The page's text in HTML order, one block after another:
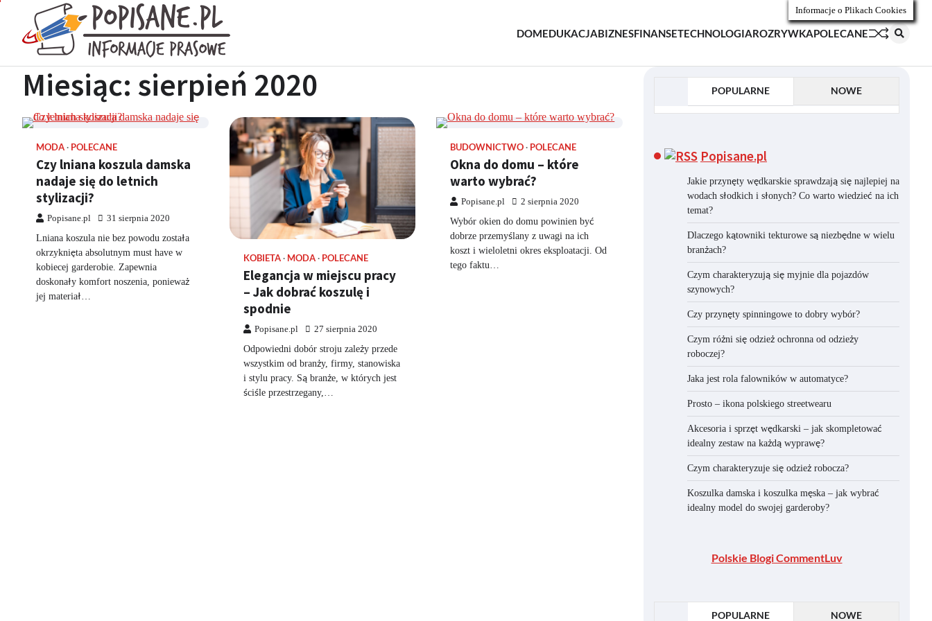
content
DOMEDUKACJABIZNESFINANSETECHNOLOGIAROZRYWKAPOLECANE
Miesiąc: sierpień 2020
MODA POLECANE
Czy lniana koszula damska
nadaje się do letnich
stylizacji?
Popisane.pl 31 sierpnia 2020
Lniana koszula nie bez powodu została
okrzyknięta absolutnym must have w
kobiecej garderobie. Zapewnia
doskonały komfort noszenia, ponieważ
jej materiał…
KOBIETA MODA POLECANE
Elegancja w miejscu pracy
– Jak dobrać koszulę i
spodnie
Popisane.pl 27 sierpnia 2020
Odpowiedni dobór stroju zależy przede
wszystkim od branży, firmy, stanowiska
i stylu pracy. Są branże, w których jest
ściśle przestrzegany,…
BUDOWNICTWO POLECANE
Okna do domu – które
warto wybrać?
Popisane.pl 2 sierpnia 2020
Wybór okien do domu powinien być
dobrze przemyślany z uwagi na ich
koszt i wieloletni okres eksploatacji. Od
tego faktu…
POPULARNE NOWE
Popisane.pl
Jakie przynęty wędkarskie sprawdzają się najlepiej na
wodach słodkich i słonych? Co warto wiedzieć na ich
temat?
Dlaczego kątowniki tekturowe są niezbędne w wielu
branżach?
Czym charakteryzują się myjnie dla pojazdów
szynowych?
Czy przynęty spinningowe to dobry wybór?
Czym różni się odzież ochronna od odzieży
roboczej?
Jaka jest rola falowników w automatyce?
Prosto – ikona polskiego streetwearu
Akcesoria i sprzęt wędkarski – jak skompletować
idealny zestaw na każdą wyprawę?
Czym charakteryzuje się odzież robocza?
Koszulka damska i koszulka męska – jak wybrać
idealny model do swojej garderoby?
Polskie Blogi CommentLuv
POPULARNE NOWE
Informacje o Plikach Cookies